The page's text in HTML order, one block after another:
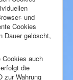
und
Cookies
Dauer gelöscht,
Cookies auch
die
zur Wahrung